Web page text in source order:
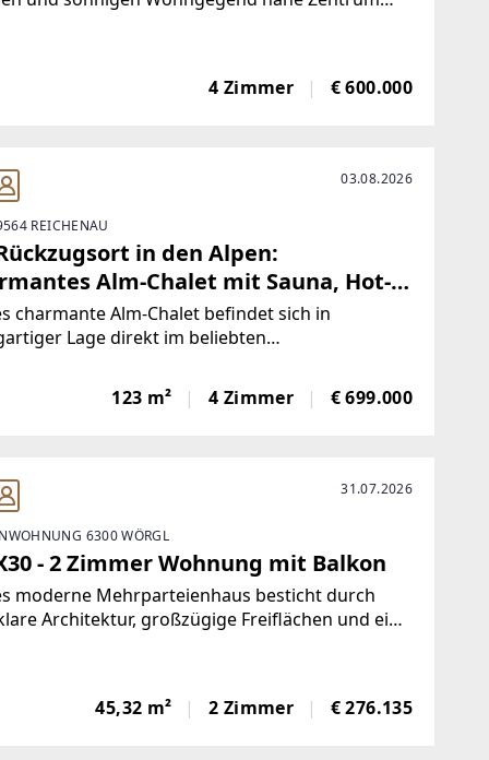
4 Zimmer € 600.000
03.08.2026
REICHENAU
in den Alpen:
Alm-Chalet mit Sauna, Hot-
Freizeitwohnsitz
charmante Alm-Chalet befindet sich in
Lage direkt im beliebten
mit höchstem Wohnkomfort. Die Skipisten
zahlreiche Wander- und Freizeitmöglichkeiten
123 m² 4 Zimmer € 699.000
31.07.2026
6300 WÖRGL
- 2 Zimmer Wohnung mit Balkon
moderne Mehrparteienhaus besticht durch
Architektur, großzügige Freiflächen und eine
45,32 m² 2 Zimmer € 276.135